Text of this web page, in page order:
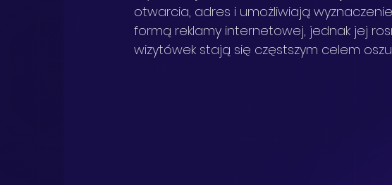
otwarcia, adres i umożliwiają
formą reklamy internetowej, jednak jej
wizytówek stają się częstszym celem